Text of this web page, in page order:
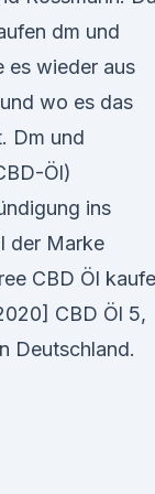
dm und
es wieder aus
wo es das
Dm und
Öl)
ins
der Marke
CBD Öl
CBD Öl 5,
Deutschland.